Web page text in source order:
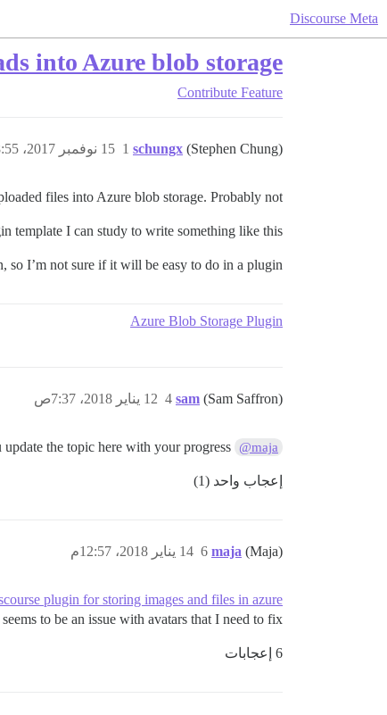
Discourse Meta
into Azure blob storage
Contribute Feature
schungx (Stephen Chung) 15 نوفمبر 2017، 8:55ص 1
files into Azure blob storage. Probably not…
template I can study to write something like this?
so I’m not sure if it will be easy to do in a plugin.
Azure Blob Storage Plugin
sam (Sam Saffron) 12 يناير 2018، 7:37ص 4
@maja
can you update the topic here with your progress?
إعجاب واحد (1)
maja (Maja) 14 يناير 2018، 12:57م 6
plugin for storing images and files in azure
to be an issue with avatars that I need to fix.
6 إعجابات